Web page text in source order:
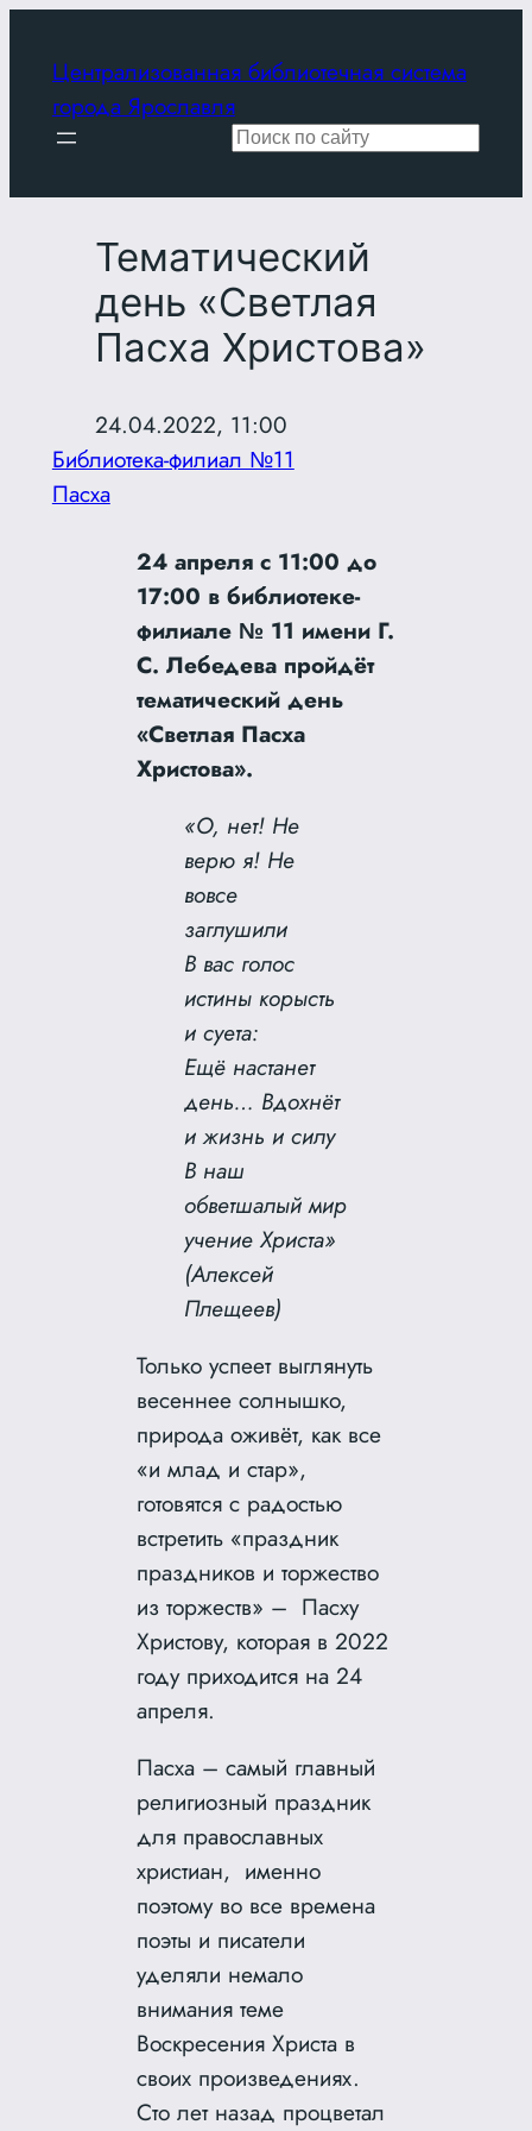
содержимому
Централизованная библиотечная система
города Ярославля
Поиск
Тематический
день «Светлая
Пасха Христова»
24.04.2022, 11:00
Библиотека-филиал №11
Пасха
24 апреля с 11:00 до
17:00 в библиотеке-
филиале № 11 имени Г.
С. Лебедева пройдёт
тематический день
«Светлая Пасха
Христова».
«О, нет! Не
верю я! Не
вовсе
заглушили
В вас голос
истины корысть
и суета:
Ещё настанет
день… Вдохнёт
и жизнь и силу
В наш
обветшалый мир
учение Христа»
(Алексей
Плещеев)
Только успеет выглянуть
весеннее солнышко,
природа оживёт, как все
«и млад и стар»,
готовятся с радостью
встретить «праздник
праздников и торжество
из торжеств» – Пасху
Христову, которая в 2022
году приходится на 24
апреля.
Пасха – самый главный
религиозный праздник
для православных
христиан, именно
поэтому во все времена
поэты и писатели
уделяли немало
внимания теме
Воскресения Христа в
своих произведениях.
Сто лет назад процветал